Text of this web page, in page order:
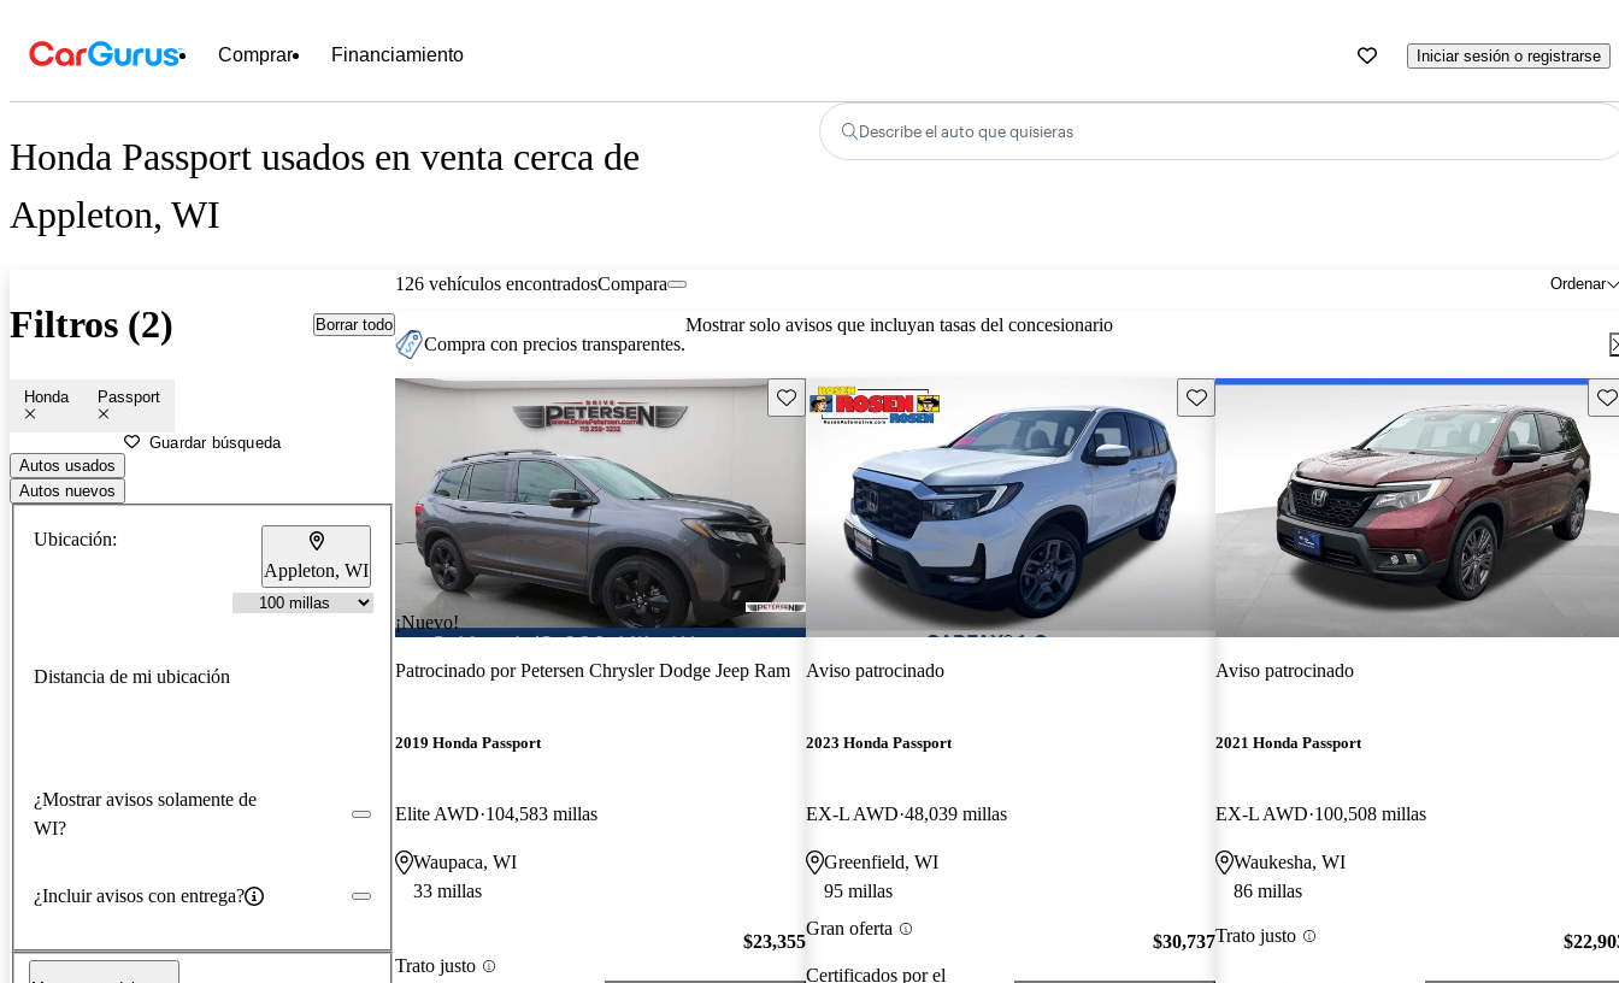
Comprar Financiamiento Iniciar sesión o registrarse
Honda Passport usados en venta cerca de
Appleton, WI
Describe el auto que quisieras
Filtros (2) Borrar todo
Honda Passport
Guardar búsqueda
Autos usados
Autos nuevos
Ubicación:
Appleton, WI
Distancia de mi ubicación
¿Mostrar avisos solamente de
WI?
¿Incluir avisos con entrega?
126 vehículos encontrados Ordenar
Compara
Compra con precios transparentes.
Mostrar solo avisos que incluyan tasas del concesionario
¡Nuevo!
Guarda este Aviso
Patrocinado porPetersen Chrysler Dodge Jeep Ram
2019 Honda Passport
Elite AWD 104,583 millas
Waupaca, WI
33 millas
Trato justo
$23,355
Guarda este Aviso
Aviso patrocinado
2023 Honda Passport
EX-L AWD 48,039 millas
Greenfield, WI
95 millas
Gran oferta
Certificados por el
$30,737
Aviso patrocinado
2021 Honda Passport
EX-L AWD 100,508 millas
Waukesha, WI
86 millas
Trato justo